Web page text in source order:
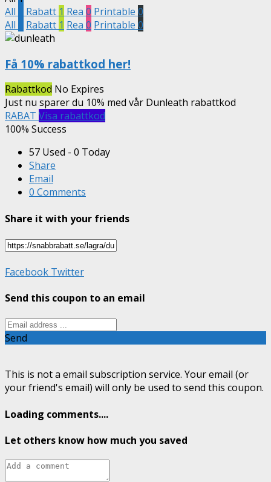
All
Rabatt 1 Rea 0 Printable 0
All
Rabatt 1 Rea 0 Printable 0
Få 10% rabattkod her!
Rabattkod No Expires
Just nu sparer du 10% med vår Dunleath rabattkod
RABAT Visa rabattkod
100% Success
57 Used - 0 Today
Share
Email
0 Comments
Share it with your friends
Facebook Twitter
Send this coupon to an email
Send
This is not a email subscription service. Your email (or
your friend's email) will only be used to send this coupon.
Loading comments....
Let others know how much you saved